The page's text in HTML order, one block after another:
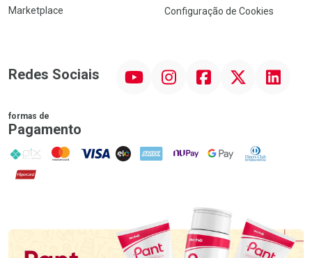
Marketplace
Configuração de Cookies
Redes Sociais InstagramFacebookTwitter Linkedin
formas de
Pagamento
PIX MasterCard
VISA ELO AMEX NuPay Google PayDiners Club
Hipercard
Promoção em Destaque